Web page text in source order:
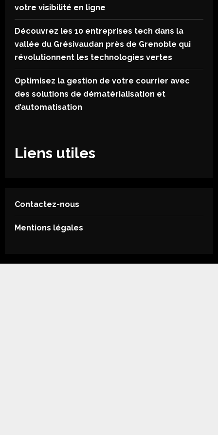
votre visibilité en ligne
Découvrez les 10 entreprises tech dans la
vallée du Grésivaudan près de Grenoble qui
révolutionnent les technologies vertes
Optimisez la gestion de votre courrier avec
des solutions de dématérialisation et
d’automatisation
Liens utiles
Contactez-nous
Mentions légales